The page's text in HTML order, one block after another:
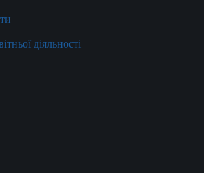
діяльності